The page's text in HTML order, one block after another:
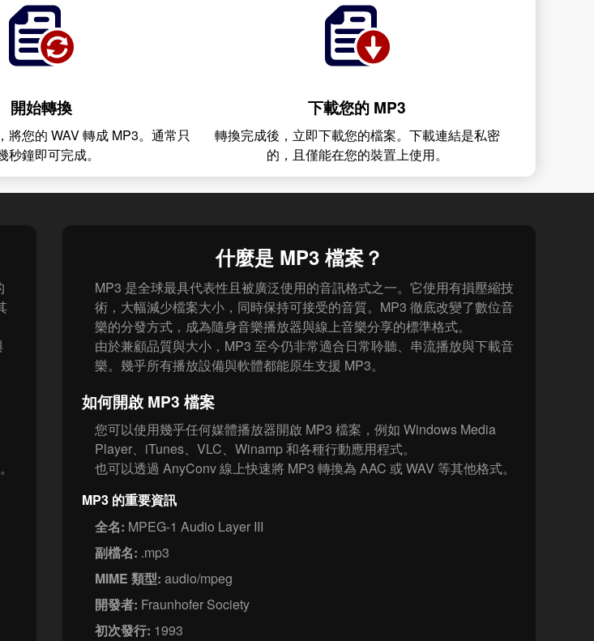
開始轉換
將您的 WAV 轉成 MP3。通常只
秒鐘即可完成。
下載您的 MP3
轉換完成後，立即下載您的檔案。下載連結是私密
的，且僅能在您的裝置上使用。
什麼是 MP3 檔案？
MP3 是全球最具代表性且被廣泛使用的音訊格式之一。它使用有損壓縮技
術，大幅減少檔案大小，同時保持可接受的音質。MP3 徹底改變了數位音
樂的分發方式，成為隨身音樂播放器與線上音樂分享的標準格式。
由於兼顧品質與大小，MP3 至今仍非常適合日常聆聽、串流播放與下載音
樂。幾乎所有播放設備與軟體都能原生支援 MP3。
如何開啟 MP3 檔案
您可以使用幾乎任何媒體播放器開啟 MP3 檔案，例如 Windows Media
Player、iTunes、VLC、Winamp 和各種行動應用程式。
也可以透過 AnyConv 線上快速將 MP3 轉換為 AAC 或 WAV 等其他格式。
MP3 的重要資訊
全名: MPEG-1 Audio Layer III
副檔名: .mp3
MIME 類型: audio/mpeg
開發者: Fraunhofer Society
初次發行: 1993